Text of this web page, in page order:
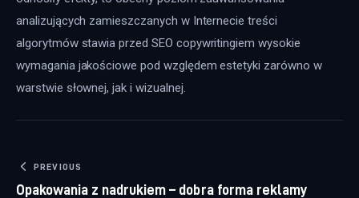
analizujących zamieszczanych w Internecie treści
algorytmów stawia przed SEO copywritingiem wysokie
wymagania jakościowe pod względem estetyki zarówno w
warstwie słownej, jak i wizualnej.
Nawigacja wpisu
PREVIOUS
Opakowania z nadrukiem – dobra forma reklamy